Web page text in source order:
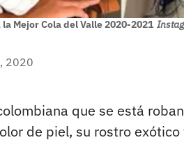
la Mejor Cola del Valle 2020-2021
2020
que se está
de piel, su rostro